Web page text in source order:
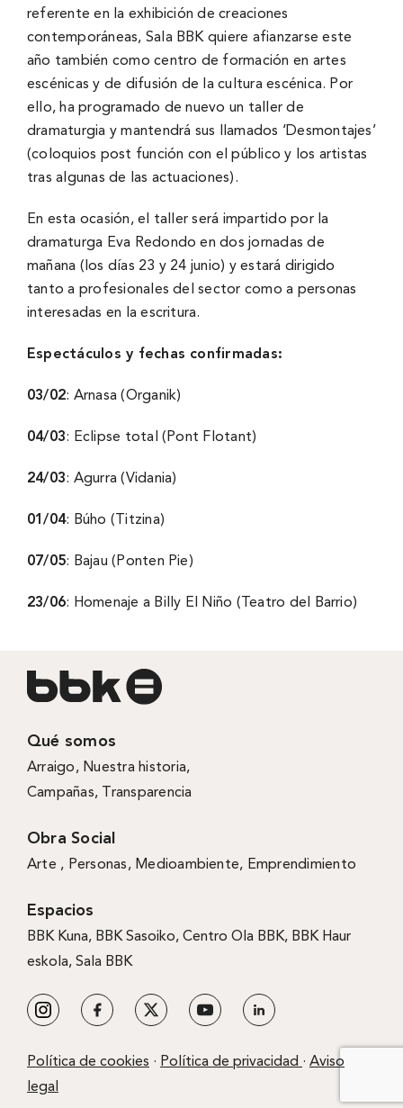
referente en la exhibición de creaciones
contemporáneas, Sala BBK quiere afianzarse este
año también como centro de formación en artes
escénicas y de difusión de la cultura escénica. Por
ello, ha programado de nuevo un taller de
dramaturgia y mantendrá sus llamados ‘Desmontajes’
(coloquios post función con el público y los artistas
tras algunas de las actuaciones).
En esta ocasión, el taller será impartido por la
dramaturga Eva Redondo en dos jornadas de
mañana (los días 23 y 24 junio) y estará dirigido
tanto a profesionales del sector como a personas
interesadas en la escritura.
Espectáculos y fechas confirmadas:
03/02: Arnasa (Organik)
04/03: Eclipse total (Pont Flotant)
24/03: Agurra (Vidania)
01/04: Búho (Titzina)
07/05: Bajau (Ponten Pie)
23/06: Homenaje a Billy El Niño (Teatro del Barrio)
Qué somos
Arraigo, Nuestra historia,
Campañas, Transparencia
Obra Social
Arte , Personas, Medioambiente, Emprendimiento
Espacios
BBK Kuna, BBK Sasoiko, Centro Ola BBK, BBK Haur
eskola, Sala BBK
Política de cookies · Política de privacidad · Aviso
legal